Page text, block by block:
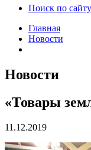
Поиск по сайту
Главная
Новости
Новости
«Товары
11.12.2019